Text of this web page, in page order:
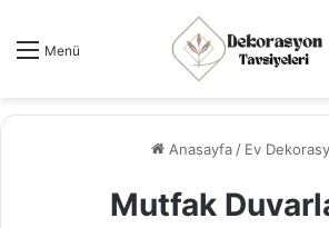
Menü
Anasayfa / Ev
Mutfak